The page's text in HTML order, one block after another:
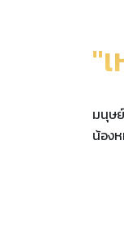
"
มนุษ
น้อง